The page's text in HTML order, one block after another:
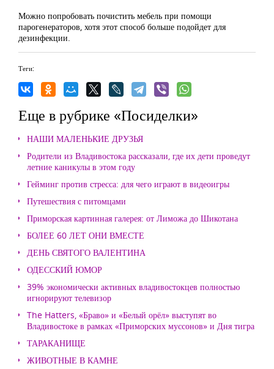
Можно попробовать почистить мебель при помощи
парогенераторов, хотя этот способ больше подойдет для
дезинфекции.
Теги:
Еще в рубрике «Посиделки»
НАШИ МАЛЕНЬКИЕ ДРУЗЬЯ
Родители из Владивостока рассказали, где их дети проведут
летние каникулы в этом году
Гейминг против стресса: для чего играют в видеоигры
Путешествия с питомцами
Приморская картинная галерея: от Лиможа до Шикотана
БОЛЕЕ 60 ЛЕТ ОНИ ВМЕСТЕ
ДЕНЬ СВЯТОГО ВАЛЕНТИНА
ОДЕССКИЙ ЮМОР
39% экономически активных владивостокцев полностью
игнорируют телевизор
The Hatters, «Браво» и «Белый орёл» выступят во
Владивостоке в рамках «Приморских муссонов» и Дня тигра
ТАРАКАНИЩЕ
ЖИВОТНЫЕ В КАМНЕ